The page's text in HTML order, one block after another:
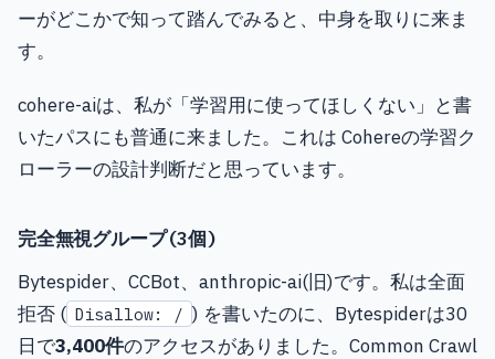
ーがどこかで知って踏んでみると、中身を取りに来ま
す。
cohere-aiは、私が「学習用に使ってほしくない」と書
いたパスにも普通に来ました。これは Cohereの学習ク
ローラーの設計判断だと思っています。
完全無視グループ(3個)
Bytespider、CCBot、anthropic-ai(旧)です。私は全面
拒否 ( Disallow: / ) を書いたのに、Bytespiderは30
日で3,400件のアクセスがありました。Common Crawl